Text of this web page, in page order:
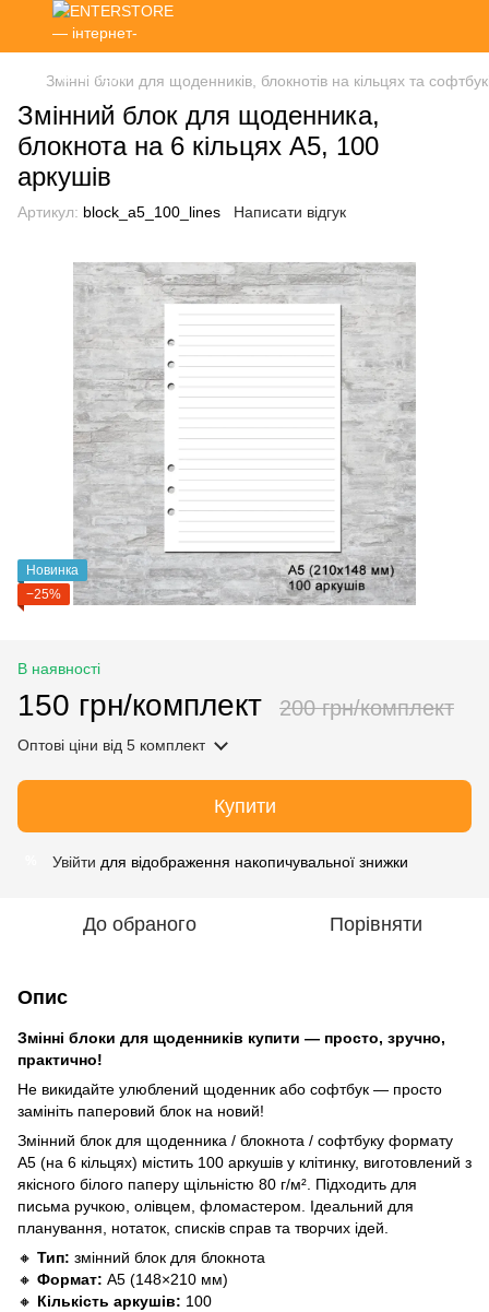
Змінні блоки для щоденників, блокнотів на кільцях та
Змінний блок для щоденника,
блокнота на 6 кільцях А5, 100
аркушів
Артикул: block_a5_100_lines Написати відгук
Новинка
−25%
В наявності
150 грн/комплект 200 грн/комплект
Оптові ціни від 5 комплект
Купити
Увійти для відображення накопичувальної знижки
До обраного Порівняти
Опис
Змінні блоки для щоденників купити — просто, зручно,
практично!
Не викидайте улюблений щоденник або софтбук — просто
замініть паперовий блок на новий!
Змінний блок для щоденника / блокнота / софтбуку формату
A5 (на 6 кільцях) містить 100 аркушів у клітинку, виготовлений з
якісного білого паперу щільністю 80 г/м². Підходить для
письма ручкою, олівцем, фломастером. Ідеальний для
планування, нотаток, списків справ та творчих ідей.
🔸 Тип: змінний блок для блокнота
🔸 Формат: A5 (148×210 мм)
🔸 Кількість аркушів: 100